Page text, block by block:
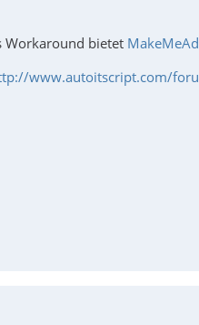
Workaround bietet
www.autoitscript.com/